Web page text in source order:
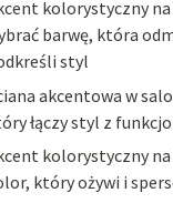
kolorystyczny na
barwę, która
styl
akcentowa w
łączy styl z
kolorystyczny
który ożywi i